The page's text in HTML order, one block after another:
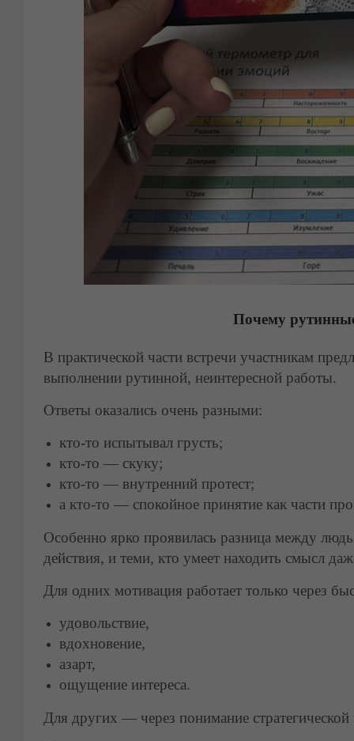
Почему
В практической части встречи участникам
выполнении рутинной, неинтересной работы.
Ответы оказались очень разными:
кто-то испытывал грусть;
кто-то — скуку;
кто-то — внутренний протест;
а кто-то — спокойное принятие как части
Особенно ярко проявилась разница между
действия, и теми, кто умеет находить смысл
Для одних мотивация работает только через
удовольствие,
вдохновение,
азарт,
ощущение интереса.
Для других — через понимание стратегической